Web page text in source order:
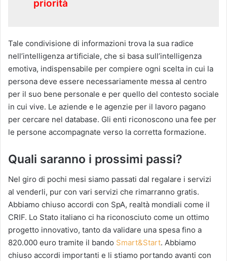
priorità
Tale condivisione di informazioni trova la sua radice
nell’intelligenza artificiale, che si basa sull’intelligenza
emotiva, indispensabile per compiere ogni scelta in cui la
persona deve essere necessariamente messa al centro
per il suo bene personale e per quello del contesto sociale
in cui vive. Le aziende e le agenzie per il lavoro pagano
per cercare nel database. Gli enti riconoscono una fee per
le persone accompagnate verso la corretta formazione.
Quali saranno i prossimi passi?
Nel giro di pochi mesi siamo passati dal regalare i servizi
al venderli, pur con vari servizi che rimarranno gratis.
Abbiamo chiuso accordi con SpA, realtà mondiali come il
CRIF. Lo Stato italiano ci ha riconosciuto come un ottimo
progetto innovativo, tanto da validare una spesa fino a
820.000 euro tramite il bando Smart&Start. Abbiamo
chiuso accordi importanti e li stiamo portando avanti con